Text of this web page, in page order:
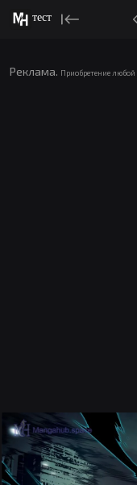
тест
Реклама. Приобретение любой